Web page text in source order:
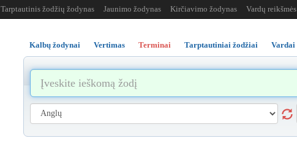
Tarptautinis žodžių žodynas Jaunimo žodynas Kirčiavimo žodynas Vardų reikšmės
Kalbų žodynai Vertimas Terminai Tarptautiniai žodžiai Vardai